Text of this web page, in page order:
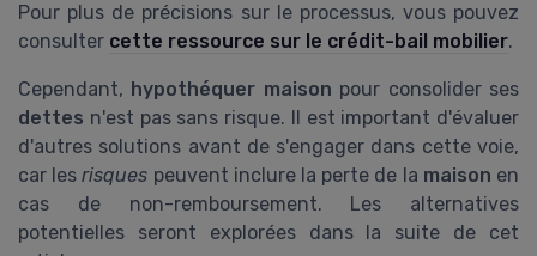
Pour plus de précisions sur le processus, vous pouvez
consulter cette ressource sur le crédit-bail mobilier.
Cependant, hypothéquer maison pour consolider ses
dettes n'est pas sans risque. Il est important d'évaluer
d'autres solutions avant de s'engager dans cette voie,
car lesrisques peuvent inclure la perte de la maison en
cas de non-remboursement. Les alternatives
potentielles seront explorées dans la suite de cet